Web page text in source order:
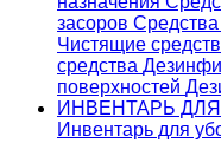
засоров Средства
Чистящие
средства
поверхностей
ИНВЕНТАРЬ
Инвентарь для